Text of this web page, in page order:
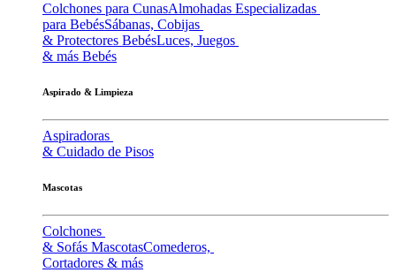
Colchones para CunasAlmohadas Especializadas
para BebésSábanas, Cobijas
& Protectores BebésLuces, Juegos
& más Bebés
Aspirado & Limpieza
Aspiradoras
& Cuidado de Pisos
Mascotas
Colchones
& Sofás MascotasComederos,
Cortadores & más